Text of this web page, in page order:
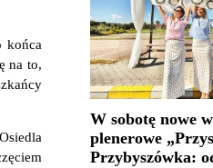
końca
na to,
W sobotę nowe
plenerowe
Przybyszówka: